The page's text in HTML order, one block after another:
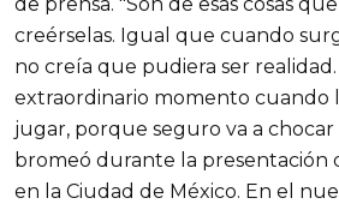
creérselas. Igual que cuando
no creía que pudiera ser realidad.
extraordinario momento cuando
jugar, porque seguro va a chocar
bromeó durante la presentación
en la Ciudad de México. En el